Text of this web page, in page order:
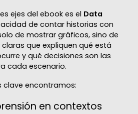
ejes del ebook es el Data
de contar historias con
de mostrar gráficos, sino de
que expliquen qué está
y qué decisiones son las
cada escenario.
clave encontramos:
en contextos